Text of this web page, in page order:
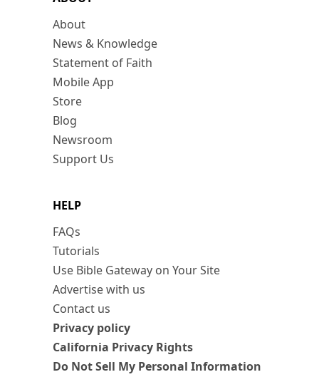
About
News & Knowledge
Statement of Faith
Mobile App
Store
Blog
Newsroom
Support Us
HELP
FAQs
Tutorials
Use Bible Gateway on Your Site
Advertise with us
Contact us
Privacy policy
California Privacy Rights
Do Not Sell My Personal Information